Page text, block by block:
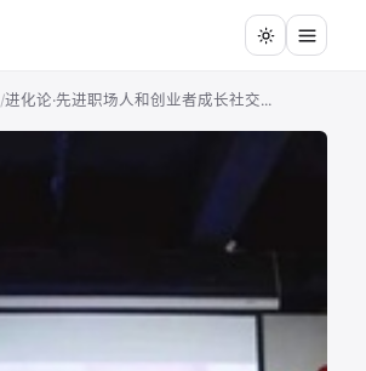
/进化论·先进职场人和创业者成长社交...